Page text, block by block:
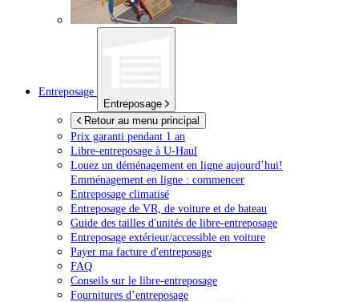
Entreposage
Entreposage
Retour au menu principal
Prix garanti pendant 1 an
Libre-entreposage à U-Haul
Louez un déménagement en ligne aujourd’hui!
Emménagement en ligne : commencer
Entreposage climatisé
Entreposage de VR, de voiture et de bateau
Guide des tailles d'unités de libre-entreposage
Entreposage extérieur/accessible en voiture
Payer ma facture d'entreposage
FAQ
Conseils sur le libre-entreposage
Fournitures d’entreposage